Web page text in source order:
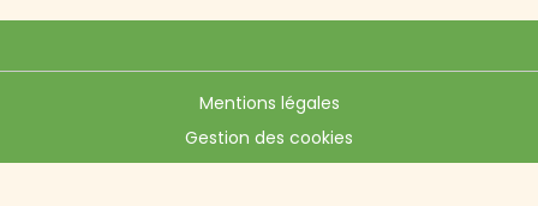
Mentions légales
Gestion des cookies